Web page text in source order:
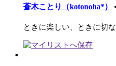
蒼木ことり（kotonoha*） •
ときに楽しい、ときに切